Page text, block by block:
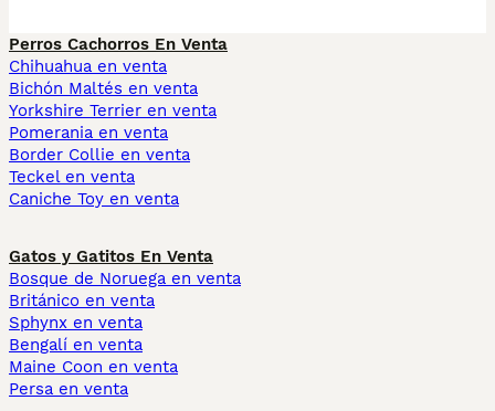
Perros Cachorros En Venta
Chihuahua en venta
Bichón Maltés en venta
Yorkshire Terrier en venta
Pomerania en venta
Border Collie en venta
Teckel en venta
Caniche Toy en venta
Gatos y Gatitos En Venta
Bosque de Noruega en venta
Británico en venta
Sphynx en venta
Bengalí en venta
Maine Coon en venta
Persa en venta